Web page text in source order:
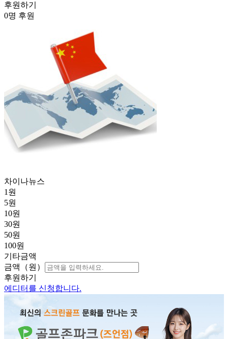
후원하기
0명 후원
차이나뉴스
1 원
5원
10원
30원
50원
100원
기타금액
금액（원）
후원하기
에디터를 신청합니다.